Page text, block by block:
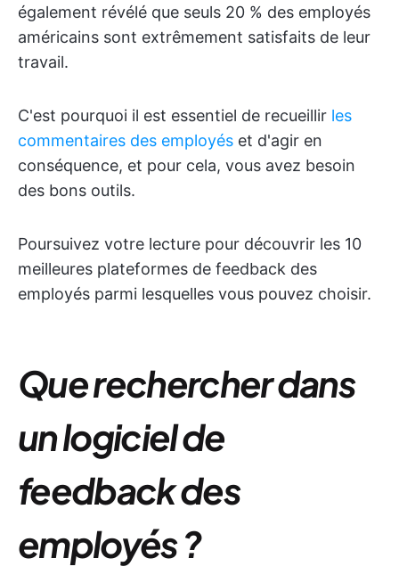
également révélé que seuls 20 % des employés
américains sont extrêmement satisfaits de leur
travail.
C'est pourquoi il est essentiel de recueillir les
commentaires des employés et d'agir en
conséquence, et pour cela, vous avez besoin
des bons outils.
Poursuivez votre lecture pour découvrir les 10
meilleures plateformes de feedback des
employés parmi lesquelles vous pouvez choisir.
Que rechercher dans
un logiciel de
feedback des
employés ?